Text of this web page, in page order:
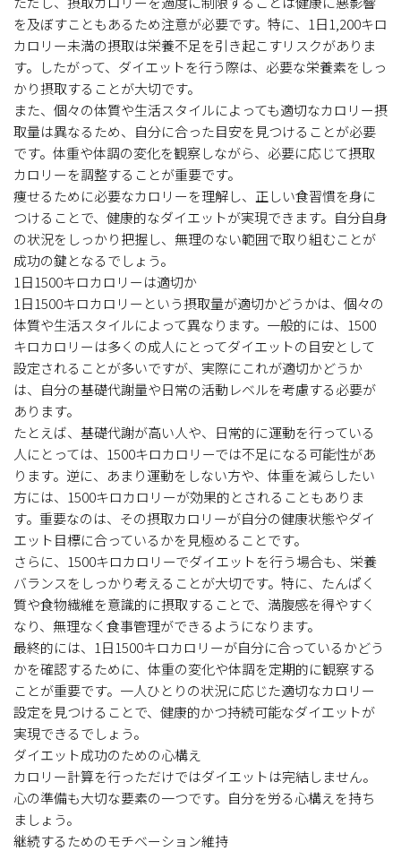
を及ぼすこともあるため注意が必要です。特に、1日1,200キロ
カロリー未満の摂取は栄養不足を引き起こすリスクがありま
す。したがって、ダイエットを行う際は、必要な栄養素をしっ
かり摂取することが大切です。
また、個々の体質や生活スタイルによっても適切なカロリー摂
取量は異なるため、自分に合った目安を見つけることが必要
です。体重や体調の変化を観察しながら、必要に応じて摂取
カロリーを調整することが重要です。
痩せるために必要なカロリーを理解し、正しい食習慣を身に
つけることで、健康的なダイエットが実現できます。自分自身
の状況をしっかり把握し、無理のない範囲で取り組むことが
成功の鍵となるでしょう。
1日1500キロカロリーは適切か
1日1500キロカロリーという摂取量が適切かどうかは、個々の
体質や生活スタイルによって異なります。一般的には、1500
キロカロリーは多くの成人にとってダイエットの目安として
設定されることが多いですが、実際にこれが適切かどうか
は、自分の基礎代謝量や日常の活動レベルを考慮する必要が
あります。
たとえば、基礎代謝が高い人や、日常的に運動を行っている
人にとっては、1500キロカロリーでは不足になる可能性があ
ります。逆に、あまり運動をしない方や、体重を減らしたい
方には、1500キロカロリーが効果的とされることもありま
す。重要なのは、その摂取カロリーが自分の健康状態やダイ
エット目標に合っているかを見極めることです。
さらに、1500キロカロリーでダイエットを行う場合も、栄養
バランスをしっかり考えることが大切です。特に、たんぱく
質や食物繊維を意識的に摂取することで、満腹感を得やすく
なり、無理なく食事管理ができるようになります。
最終的には、1日1500キロカロリーが自分に合っているかどう
かを確認するために、体重の変化や体調を定期的に観察する
ことが重要です。一人ひとりの状況に応じた適切なカロリー
設定を見つけることで、健康的かつ持続可能なダイエットが
実現できるでしょう。
ダイエット成功のための心構え
カロリー計算を行っただけではダイエットは完結しません。
心の準備も大切な要素の一つです。自分を労る心構えを持ち
ましょう。
継続するためのモチベーション維持